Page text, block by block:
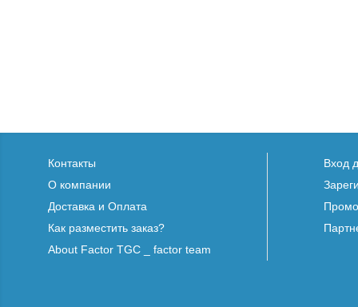
Контакты
О компании
Доставка и Оплата
Как разместить заказ?
About Factor TGC _ factor team
Вход